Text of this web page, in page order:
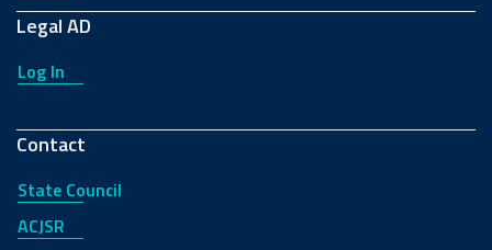
Legal AD
Log In
Contact
State Council
ACJSR